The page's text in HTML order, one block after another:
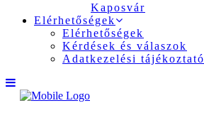
Kaposvár
Elérhetőségek
Elérhetőségek
Kérdések és válaszok
Adatkezelési tájékoztató